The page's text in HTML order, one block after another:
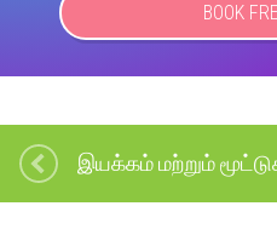
BOOK
இயக்கம் மற்றும்